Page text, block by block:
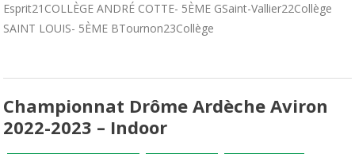
Esprit21COLLÈGE ANDRÉ COTTE- 5ÈME GSaint-Vallier22Collège
SAINT LOUIS- 5ÈME BTournon23Collège
Championnat Drôme Ardèche Aviron
2022-2023 – Indoor